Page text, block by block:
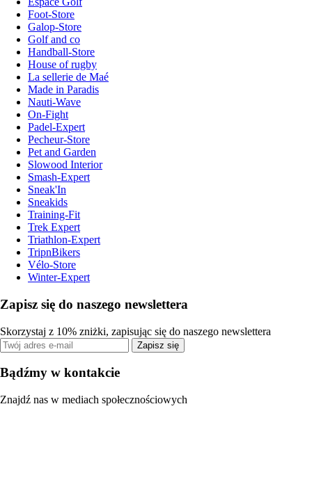
Foot-Store
Galop-Store
Golf and co
Handball-Store
House of rugby
La sellerie de Maé
Made in Paradis
Nauti-Wave
On-Fight
Padel-Expert
Pecheur-Store
Pet and Garden
Slowood Interior
Smash-Expert
Sneak'In
Sneakids
Training-Fit
Trek Expert
Triathlon-Expert
TripnBikers
Vélo-Store
Winter-Expert
Zapisz się do naszego newslettera
Skorzystaj z 10% zniżki, zapisując się do naszego newslettera
Zapisz się
Bądźmy w kontakcie
Znajdź nas w mediach społecznościowych